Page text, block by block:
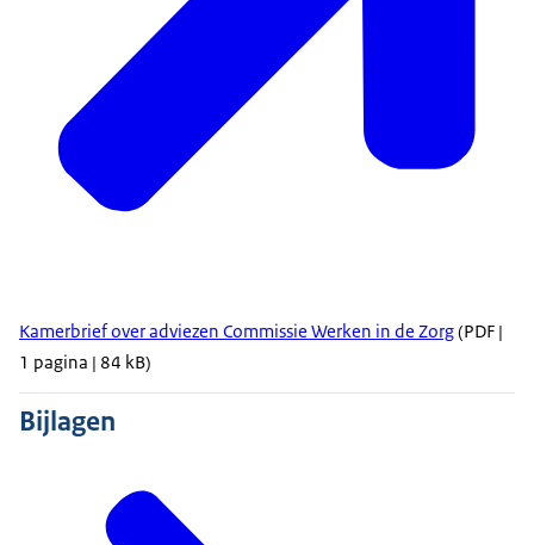
Kamerbrief over adviezen Commissie Werken in de Zorg(PDF |
1 pagina | 84 kB)
Bijlagen